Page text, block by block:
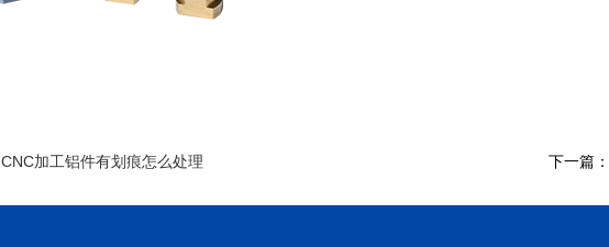
CNC加工铝件有划痕怎么处理 下一篇：